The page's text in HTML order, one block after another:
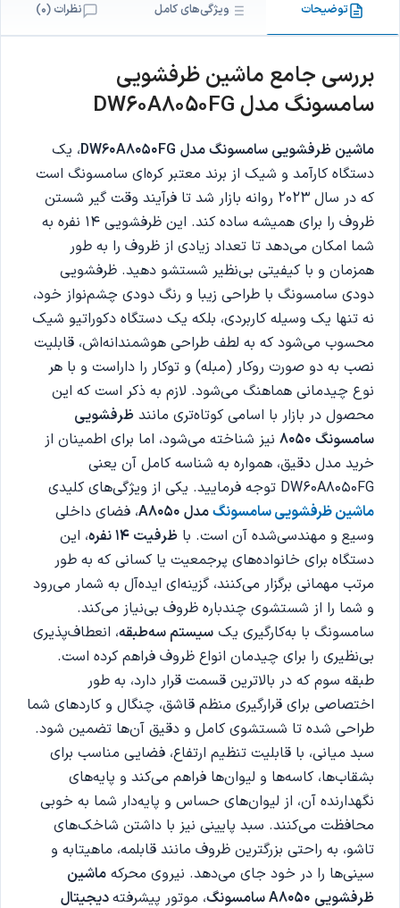
توضیحات ویژگی‌های کامل نظرات (0)
بررسی جامع ماشین ظرفشویی
سامسونگ مدل
ماشین ظرفشویی سامسونگ مدل DW60A8050FG، یک
دستگاه کارآمد و شیک از برند معتبر کره‌ای سامسونگ است
که در سال 2023 روانه بازار شد تا فرآیند وقت گیر شستن
ظروف را برای همیشه ساده کند. این ظرفشویی 14 نفره به
شما امکان می‌دهد تا تعداد زیادی از ظروف را به طور
همزمان و با کیفیتی بی‌نظیر شستشو دهید. ظرفشویی
دودی سامسونگ با طراحی زیبا و رنگ دودی چشم‌نواز خود،
نه تنها یک وسیله کاربردی، بلکه یک دستگاه دکوراتیو شیک
محسوب می‌شود که به لطف طراحی هوشمندانه‌اش، قابلیت
نصب به دو صورت روکار (مبله) و توکار را داراست و با هر
نوع چیدمانی هماهنگ می‌شود. لازم به ذکر است که این
محصول در بازار با اسامی کوتاه‌تری مانند ظرفشویی
سامسونگ 8050
نیز شناخته می‌شود، اما برای اطمینان از
خرید مدل دقیق، همواره به شناسه کامل آن یعنی
DW60A8050FG توجه فرمایید. یکی از ویژگی‌های کلیدی
ماشین ظرفشویی سامسونگمدل A8050
، فضای داخلی
وسیع و مهندسی‌شده آن است. با ظرفیت 14 نفره
، این
دستگاه برای خانواده‌های پرجمعیت یا کسانی که به طور
مرتب مهمانی برگزار می‌کنند، گزینه‌ای ایده‌آل به شمار می‌رود
و شما را از شستشوی چندباره ظروف بی‌نیاز می‌کند.
سامسونگ با به‌کارگیری یک سیستم سه‌طبقه، انعطاف‌پذیری
بی‌نظیری را برای چیدمان انواع ظروف فراهم کرده است.
طبقه سوم که در بالاترین قسمت قرار دارد، به طور
اختصاصی برای قرارگیری منظم قاشق، چنگال و کاردهای شما
طراحی شده تا شستشوی کامل و دقیق آن‌ها تضمین شود.
سبد میانی، با قابلیت تنظیم ارتفاع، فضایی مناسب برای
بشقاب‌ها، کاسه‌ها و لیوان‌ها فراهم می‌کند و پایه‌های
نگهدارنده آن، از لیوان‌های حساس و پایه‌دار شما به خوبی
محافظت می‌کنند. سبد پایینی نیز با داشتن شاخک‌های
تاشو، به راحتی بزرگترین ظروف مانند قابلمه، ماهیتابه و
سینی‌ها را در خود جای می‌دهد. نیروی محرکه ماشین
ظرفشویی A8050 سامسونگ
، موتور پیشرفتهدیجیتال